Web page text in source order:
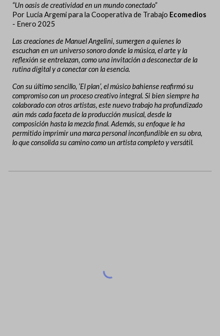
“Un oasis de creatividad en un mundo conectado”
Por Lucía Argemi para la Cooperativa de Trabajo Ecomedios
- Enero 2025
Las creaciones de Manuel Angelini, sumergen a quienes lo
escuchan en un universo sonoro donde la música, el arte y la
reflexión se entrelazan, como una invitación a desconectar de la
rutina digital y a conectar con la esencia.
Con su último sencillo, ‘El plan’, el músico bahiense reafirmó su
compromiso con un proceso creativo integral. Si bien siempre ha
colaborado con otros artistas, este nuevo trabajo ha profundizado
aún más cada faceta de la producción musical, desde la
composición hasta la mezcla final. Además, su enfoque le ha
permitido imprimir una marca personal inconfundible en su obra,
lo que consolida su camino como un artista completo y versátil.